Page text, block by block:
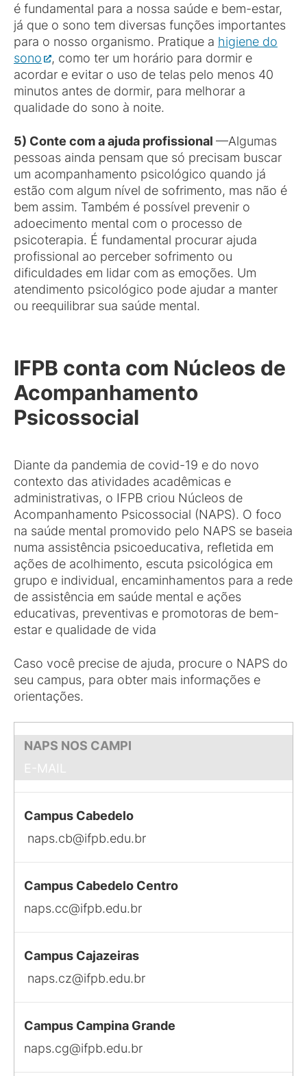
é fundamental para a nossa saúde e bem-estar,
já que o sono tem diversas funções importantes
para o nosso organismo. Pratique a higiene do
sono
, como ter um horário para dormir e
acordar e evitar o uso de telas pelo menos 40
minutos antes de dormir, para melhorar a
qualidade do sono à noite.
5) Conte com a ajuda profissional —Algumas
pessoas ainda pensam que só precisam buscar
um acompanhamento psicológico quando já
estão com algum nível de sofrimento, mas não é
bem assim. Também é possível prevenir o
adoecimento mental com o processo de
psicoterapia. É fundamental procurar ajuda
profissional ao perceber sofrimento ou
dificuldades em lidar com as emoções. Um
atendimento psicológico pode ajudar a manter
ou reequilibrar sua saúde mental.
IFPB conta com Núcleos de
Acompanhamento
Psicossocial
Diante da pandemia de covid-19 e do novo
contexto das atividades acadêmicas e
administrativas, o IFPB criou Núcleos de
Acompanhamento Psicossocial (NAPS). O foco
na saúde mental promovido pelo NAPS se baseia
numa assistência psicoeducativa, refletida em
ações de acolhimento, escuta psicológica em
grupo e individual, encaminhamentos para a rede
de assistência em saúde mental e ações
educativas, preventivas e promotoras de bem-
estar e qualidade de vida
Caso você precise de ajuda, procure o NAPS do
seu campus, para obter mais informações e
orientações.
NAPS NOS CAMPI
E-MAIL
Campus Cabedelo
naps.cb@ifpb.edu.br
Campus Cabedelo Centro
naps.cc@ifpb.edu.br
Campus Cajazeiras
naps.cz@ifpb.edu.br
Campus Campina Grande
naps.cg@ifpb.edu.br